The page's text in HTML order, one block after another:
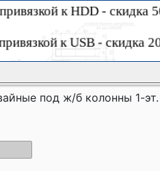
под ж/б колонны 1-эт.